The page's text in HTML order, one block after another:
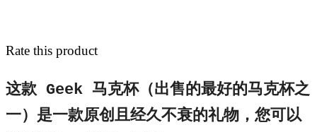
Rate this product
这款 Geek 马克杯（出售的最好的马克杯之
一）是一款原创且经久不衰的礼物，您可以